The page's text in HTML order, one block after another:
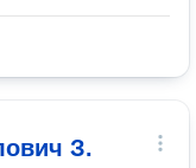
З.